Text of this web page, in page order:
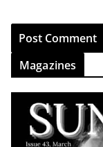
Magazines